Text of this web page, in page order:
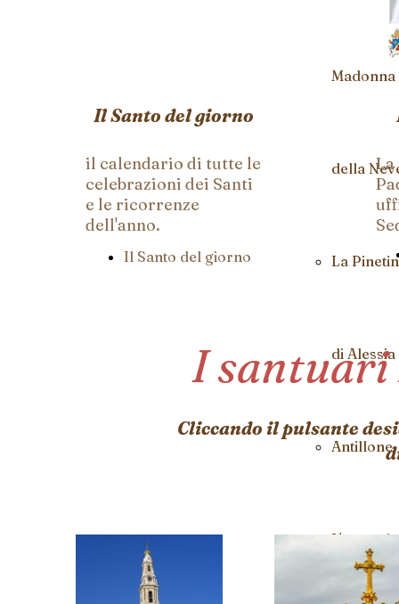
Madonna
della
La
di Alessia
Antillone
L'oratorio
Il Santo del giorno
il calendario di tutte le
celebrazioni dei Santi
e le ricorrenze
dell'anno.
La
Il Santo del giorno
I
Cliccando il pulsante